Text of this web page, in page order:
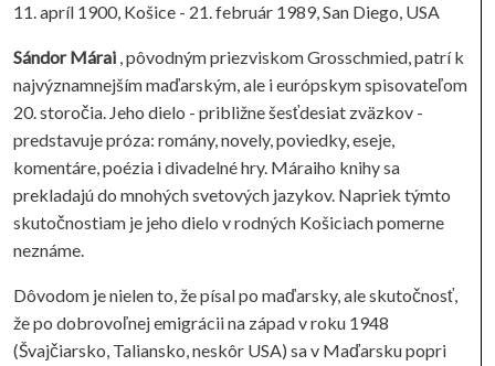
11. apríl 1900, Košice - 21. február 1989, San Diego, USA
Sándor Márai , pôvodným priezviskom Grosschmied, patrí k
najvýznamnejším maďarským, ale i európskym spisovateľom
20. storočia. Jeho dielo - približne šesťdesiat zväzkov -
predstavuje próza: romány, novely, poviedky, eseje,
komentáre, poézia i divadelné hry. Máraiho knihy sa
prekladajú do mnohých svetových jazykov. Napriek týmto
skutočnostiam je jeho dielo v rodných Košiciach pomerne
neznáme.
Dôvodom je nielen to, že písal po maďarsky, ale skutočnosť,
že po dobrovoľnej emigrácii na západ v roku 1948
(Švajčiarsko, Taliansko, neskôr USA) sa v Maďarsku popri